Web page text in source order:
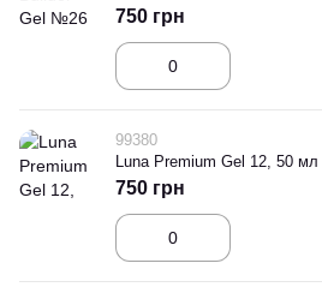
750 грн
99380
Luna Premium Gel 12, 50 мл
750 грн